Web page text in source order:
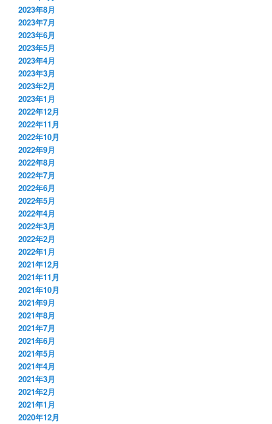
2023年8月
2023年7月
2023年6月
2023年5月
2023年4月
2023年3月
2023年2月
2023年1月
2022年12月
2022年11月
2022年10月
2022年9月
2022年8月
2022年7月
2022年6月
2022年5月
2022年4月
2022年3月
2022年2月
2022年1月
2021年12月
2021年11月
2021年10月
2021年9月
2021年8月
2021年7月
2021年6月
2021年5月
2021年4月
2021年3月
2021年2月
2021年1月
2020年12月